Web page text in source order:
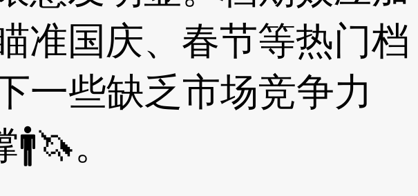
准国庆、春节等热门档
一些缺乏市场竞争力
。